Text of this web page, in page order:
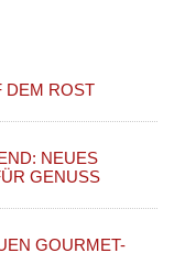
DEM ROST
NEUES
GENUSS
GOURMET-